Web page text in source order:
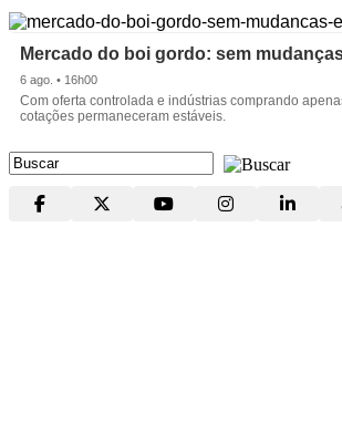
Mercado do boi gordo: sem
6 ago. • 16h00
Com oferta controlada e indústrias comprando
cotações permaneceram estáveis.